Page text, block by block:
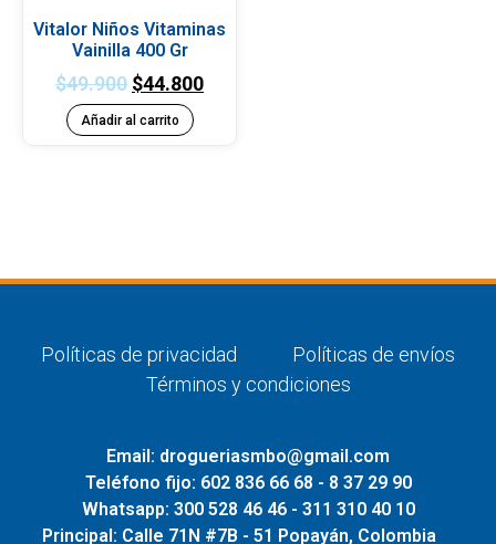
Vitalor Niños Vitaminas
Vainilla 400 Gr
$49.900 $44.800
Añadir al carrito
Políticas de privacidad
Políticas de envíos
Términos y condiciones
Email: drogueriasmbo@gmail.com
Teléfono fijo: 602 836 66 68 - 8 37 29 90
Whatsapp: 300 528 46 46 - 311 310 40 10
Principal: Calle 71N #7B - 51 Popayán, Colombia